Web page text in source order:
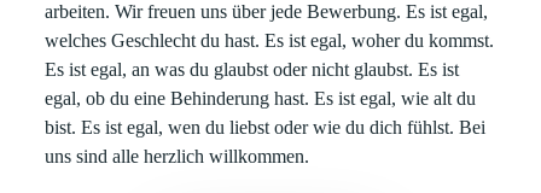
arbeiten. Wir freuen uns über jede Bewerbung. Es ist egal,
welches Geschlecht du hast. Es ist egal, woher du kommst.
Es ist egal, an was du glaubst oder nicht glaubst. Es ist
egal, ob du eine Behinderung hast. Es ist egal, wie alt du
bist. Es ist egal, wen du liebst oder wie du dich fühlst. Bei
uns sind alle herzlich willkommen.